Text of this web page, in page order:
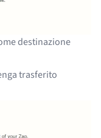
destinazione
trasferito